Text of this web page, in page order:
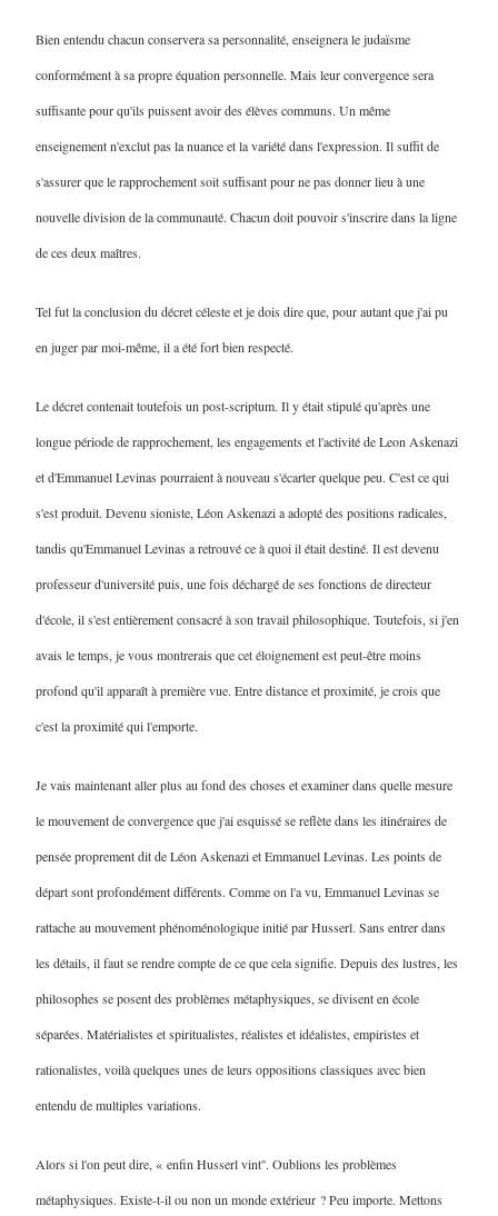
Bien entendu chacun conservera sa personnalité, enseignera le judaïsme
conformément à sa propre équation personnelle. Mais leur convergence sera
suffisante pour qu'ils puissent avoir des élèves communs. Un même
enseignement n'exclut pas la nuance et la variété dans l'expression. Il suffit de
s'assurer que le rapprochement soit suffisant pour ne pas donner lieu à une
nouvelle division de la communauté. Chacun doit pouvoir s'inscrire dans la ligne
de ces deux maîtres.
Tel fut la conclusion du décret céleste et je dois dire que, pour autant que j'ai pu
en juger par moi-même, il a été fort bien respecté.
Le décret contenait toutefois un post-scriptum. Il y était stipulé qu'après une
longue période de rapprochement, les engagements et l'activité de Leon Askenazi
et d'Emmanuel Levinas pourraient à nouveau s'écarter quelque peu. C'est ce qui
s'est produit. Devenu sioniste, Léon Askenazi a adopté des positions radicales,
tandis qu'Emmanuel Levinas a retrouvé ce à quoi il était destiné. Il est devenu
professeur d'université puis, une fois déchargé de ses fonctions de directeur
d'école, il s'est entièrement consacré à son travail philosophique. Toutefois, si j'en
avais le temps, je vous montrerais que cet éloignement est peut-être moins
profond qu'il apparaît à première vue. Entre distance et proximité, je crois que
c'est la proximité qui l'emporte.
Je vais maintenant aller plus au fond des choses et examiner dans quelle mesure
le mouvement de convergence que j'ai esquissé se reflète dans les itinéraires de
pensée proprement dit de Léon Askenazi et Emmanuel Levinas. Les points de
départ sont profondément différents. Comme on l'a vu, Emmanuel Levinas se
rattache au mouvement phénoménologique initié par Husserl. Sans entrer dans
les détails, il faut se rendre compte de ce que cela signifie. Depuis des lustres, les
philosophes se posent des problèmes métaphysiques, se divisent en école
séparées. Matérialistes et spiritualistes, réalistes et idéalistes, empiristes et
rationalistes, voilà quelques unes de leurs oppositions classiques avec bien
entendu de multiples variations.
Alors si l'on peut dire, « enfin Husserl vint''. Oublions les problèmes
métaphysiques. Existe-t-il ou non un monde extérieur ? Peu importe. Mettons